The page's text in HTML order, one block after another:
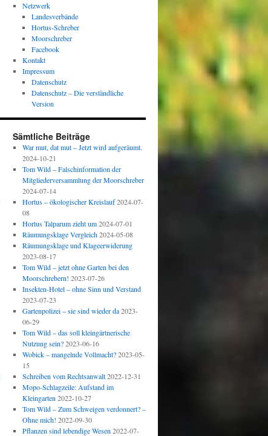
Netzwerk
Landesverbände
Hortus-Schreber
Moorschreber
Facebook
Kontakt
Impressum
Datenschutz
Datenschutz – Die verständliche
Version
Sämtliche Beiträge
War mut, dat mut – Jetzt wird aufgeräumt.
2024-10-21
Tom Wild – Falschinformation der
Mitgliederversammlung der Moorschreber
2024-07-14
Hortus – ökologischer Kreislauf 2024-07-
08
Hortus Talparum zieht um 2024-07-01
Räumungsklage Vergleich 2024-05-08
Räumungsklage und Klageerwiderung
2023-08-17
Tom Wild – jetzt ohne Garten bei den
Moorschrebern! 2023-07-26
Insekten-Hotel – ohne Sinn und Verstand
2023-07-23
Gartenpolizei – sie sind wieder da 2023-
06-29
Tom Wild – das soll kleingärtnerische
Nutzung sein? 2023-06-16
Wobick – mangelnde Vollmacht? 2023-05-
15
Schreiben vom Rechtsanwalt 2022-12-31
Mopo-Schlagzeile: Aufstand im
Kleingarten 2022-10-27
Tom Wild – Zum Schweigen verdonnert? –
Ohne mich! 2022-09-30
Pflanzen sind lebendige Wesen 2022-07-